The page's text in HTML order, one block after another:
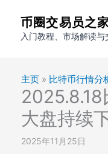
币圈交易员之
入门教程、市场解读与
主页 » 比特币行情分
大盘持续
2025年11月25日